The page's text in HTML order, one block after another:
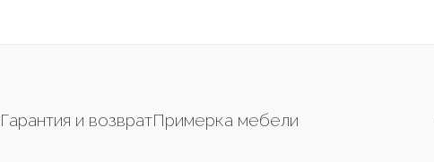
Гарантия и возвратПримерка мебели